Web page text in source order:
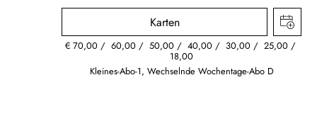
Karten
€ 70,00 60,00 50,00 40,00 30,00 25,00
18,00
Kleines-Abo-1, Wechselnde Wochentage-Abo D